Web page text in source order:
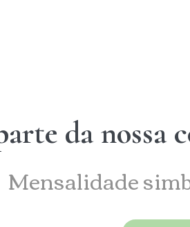
da nossa
Mensalidade